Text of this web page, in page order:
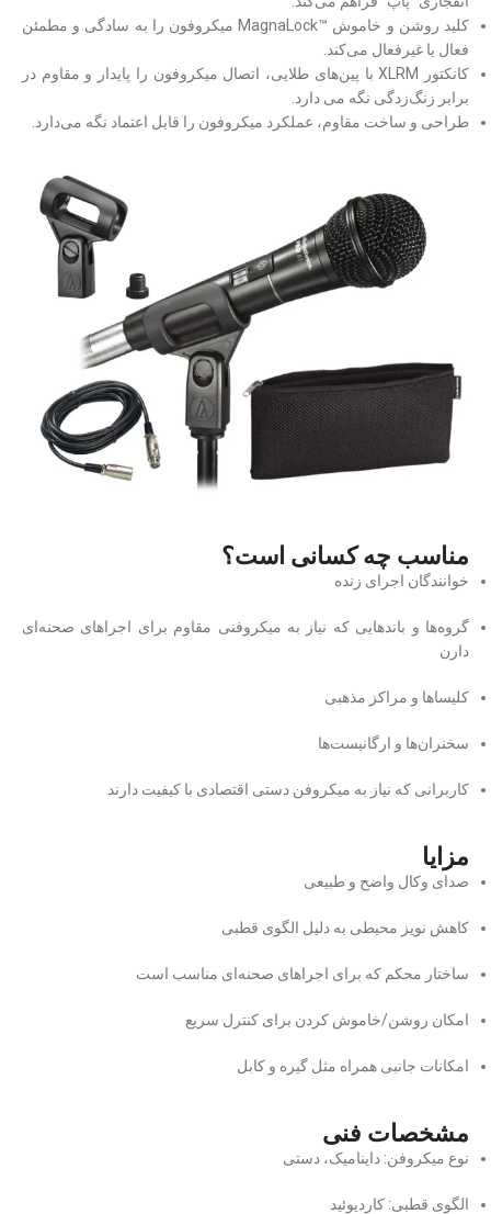
کلید روشن و خاموش ™
MagnaLock میکروفون را به سادگی و مطمئن
فعال یا غیرفعال می‌کند.
کانکتور XLRM با پین‌های طلایی، اتصال میکروفون را پایدار و مقاوم در
برابر زنگ‌زدگی نگه می‌ دارد.
طراحی و ساخت مقاوم، عملکرد میکروفون را قابل اعتماد نگه می‌دارد.
مناسب چه کسانی است؟
خوانندگان اجرای زنده
گروه‌ها و باندهایی که نیاز به میکروفنی مقاوم برای اجراهای صحنه‌ای
دارن
کلیساها و مراکز مذهبی
سخنران‌ها و ارگانیست‌ها
کاربرانی که نیاز به میکروفن دستی اقتصادی با کیفیت دارند
مزایا
صدای وکال واضح و طبیعی
کاهش نویز محیطی به دلیل الگوی قطبی
ساختار محکم که برای اجراهای صحنه‌ای مناسب است
امکان روشن/خاموش کردن برای کنترل سریع
امکانات جانبی همراه مثل گیره و کابل
مشخصات فنی
نوع میکروفن: داینامیک، دستی
الگوی قطبی: کاردیوئید